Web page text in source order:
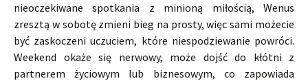
nieoczekiwane spotkania z minioną miłością, Wenus
zresztą w sobotę zmieni bieg na prosty, więc sami możecie
być zaskoczeni uczuciem, które niespodziewanie powróci.
Weekend okaże się nerwowy, może dojść do kłótni z
partnerem życiowym lub biznesowym, co zapowiada